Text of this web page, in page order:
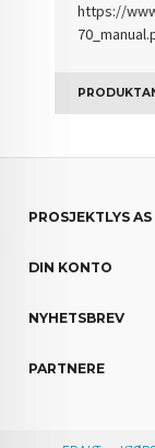
https://
PROSJEKTLYS AS
DIN KONTO
NYHETSBREV
PARTNERE